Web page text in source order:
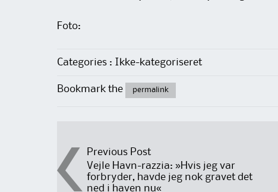
Foto:
Categories : Ikke-kategoriseret
Bookmark the permalink
PostPrevious Post
Vejle Havn-razzia: »Hvis jeg var
forbryder, havde jeg nok gravet det
ned i haven nu«